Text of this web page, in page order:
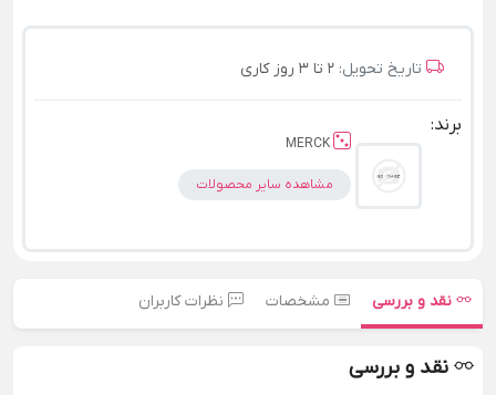
تاریخ تحویل: 2 تا 3 روز کاری
برند:
MERCK
مشاهده سایر محصولات
نقد و بررسی مشخصات نظرات کاربران
نقد و بررسی